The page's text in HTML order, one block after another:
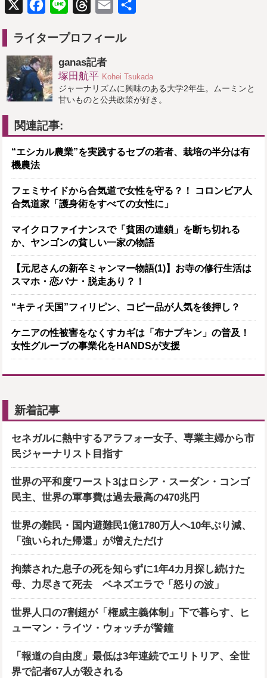
X Facebook
Line ThreadsEmail
ライタープロフィール
ganas記者
塚田航平 Kohei Tsukada
ジャーナリズムに興味のある大学2年生。ムーミンと
甘いものと公共政策が好き。
関連記事:
“エシカル農業”を実践するセブの若者、栽培の半分は有
機農法
フェミサイドから合気道で女性を守る？！ コロンビア人
合気道家「護身術をすべての女性に」
マイクロファイナンスで「貧困の連鎖」を断ち切れる
か、ヤンゴンの貧しい一家の物語
【元尼さんの新卒ミャンマー物語(1)】お寺の修行生活は
スマホ・恋バナ・脱走あり？！
“キティ天国”フィリピン、コピー品が人気を後押し？
ケニアの性被害をなくすカギは「布ナプキン」の普及！
女性グループの事業化をHANDSが支援
新着記事
セネガルに熱中するアラフォー女子、専業主婦から市
民ジャーナリスト目指す
世界の平和度ワースト3はロシア・スーダン・コンゴ
民主、世界の軍事費は過去最高の470兆円
世界の難民・国内避難民1億1780万人へ10年ぶり減、
「強いられた帰還」が増えただけ
拘禁された息子の死を知らずに1年4カ月探し続けた
母、力尽きて死去 ベネズエラで「怒りの波」
世界人口の7割超が「権威主義体制」下で暮らす、ヒ
ューマン・ライツ・ウォッチが警鐘
「報道の自由度」最低は3年連続でエリトリア、全世
界で記者67人が殺される